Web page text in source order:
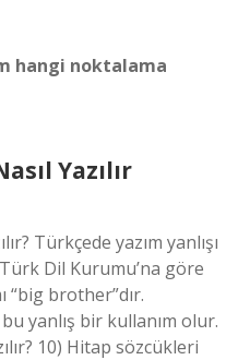
hangi noktalama
Yazılır
Türkçede yazım yanlışı
Dil Kurumu’na göre
“big brother”dır.
yanlış bir kullanım olur.
10) Hitap sözcükleri